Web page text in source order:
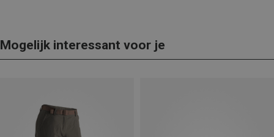
Mogelijk interessant voor je